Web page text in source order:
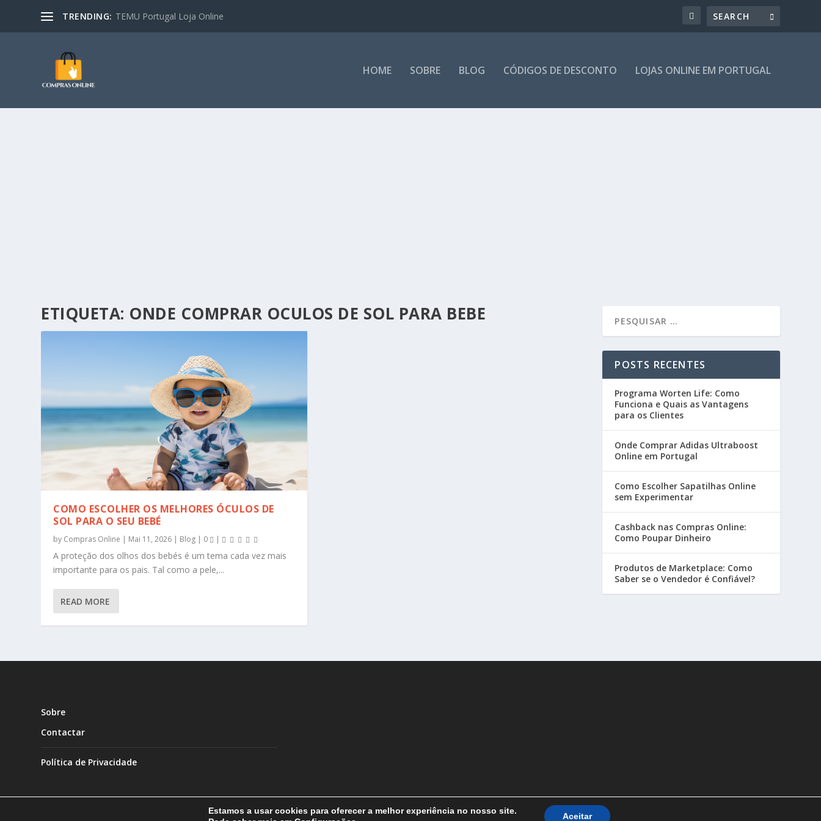
TRENDING: TEMU Portugal Loja Online
HOME SOBRE BLOG CÓDIGOS DE DESCONTO LOJAS ONLINE EM PORTUGAL
ETIQUETA: ONDE COMPRAR OCULOS DE SOL PARA BEBE
COMO ESCOLHER OS MELHORES ÓCULOS DE
SOL PARA O SEU BEBÉ
by Compras Online | Mai 11, 2026 | Blog | 0 |
A proteção dos olhos dos bebés é um tema cada vez mais
importante para os pais. Tal como a pele,...
READ MORE
POSTS RECENTES
Programa Worten Life: Como
Funciona e Quais as Vantagens
para os Clientes
Onde Comprar Adidas Ultraboost
Online em Portugal
Como Escolher Sapatilhas Online
sem Experimentar
Cashback nas Compras Online:
Como Poupar Dinheiro
Produtos de Marketplace: Como
Saber se o Vendedor é Confiável?
Sobre
Contactar
Política de Privacidade
Estamos a usar cookies para oferecer a melhor experiência no nosso site.
Aceitar